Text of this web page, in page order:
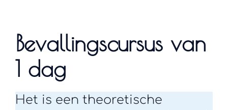
Bevallingscursus van
1 dag
Het is een theoretische